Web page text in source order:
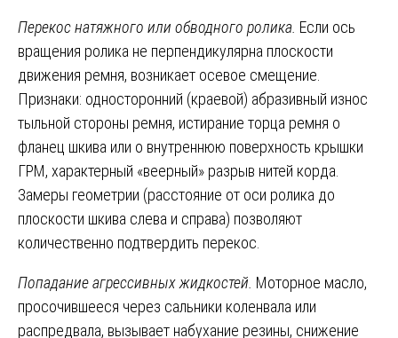
Перекос натяжного или обводного ролика. Если ось
вращения ролика не перпендикулярна плоскости
движения ремня, возникает осевое смещение.
Признаки: односторонний (краевой) абразивный износ
тыльной стороны ремня, истирание торца ремня о
фланец шкива или о внутреннюю поверхность крышки
ГРМ, характерный «веерный» разрыв нитей корда.
Замеры геометрии (расстояние от оси ролика до
плоскости шкива слева и справа) позволяют
количественно подтвердить перекос.
Попадание агрессивных жидкостей. Моторное масло,
просочившееся через сальники коленвала или
распредвала, вызывает набухание резины, снижение